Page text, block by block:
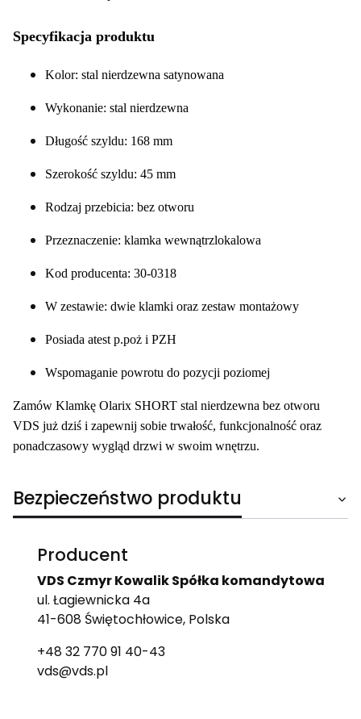
Specyfikacja produktu
Kolor: stal nierdzewna satynowana
Wykonanie: stal nierdzewna
Długość szyldu: 168 mm
Szerokość szyldu: 45 mm
Rodzaj przebicia: bez otworu
Przeznaczenie: klamka wewnątrzlokalowa
Kod producenta: 30-0318
W zestawie: dwie klamki oraz zestaw montażowy
Posiada atest p.poż i PZH
Wspomaganie powrotu do pozycji poziomej
Zamów Klamkę Olarix SHORT stal nierdzewna bez otworu
VDS już dziś i zapewnij sobie trwałość, funkcjonalność oraz
ponadczasowy wygląd drzwi w swoim wnętrzu.
Bezpieczeństwo produktu
Producent
VDS Czmyr Kowalik Spółka komandytowa
ul. Łagiewnicka 4a
41-608 Świętochłowice, Polska
+48 32 770 91 40-43
vds@vds.pl